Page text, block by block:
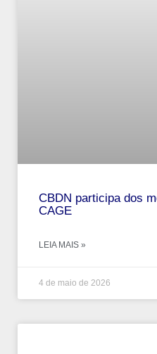
CBDN participa dos
CAGE
LEIA MAIS »
4 de maio de 2026